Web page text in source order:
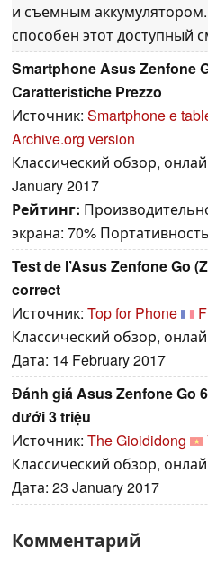
и съемным
способен этот доступный
Smartphone Asus Zenfone
Caratteristiche Prezzo
Источник: Smartphone e
Archive.org version
Классический обзор,
January 2017
Рейтинг:
экрана: 70%
Test de l’Asus Zenfone Go
correct
Источник: Top for Phone
Классический обзор,
Дата: 14 February 2017
Đánh giá Asus Zenfone Go
dưới 3 triệu
Источник: The Gioididong
Классический обзор,
Дата: 23 January 2017
Комментарий